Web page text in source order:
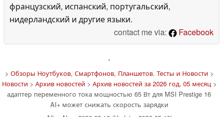
французский, испанский, португальский,
нидерландский и другие языки.
contact me via:
Facebook
'
> Обзоры Ноутбуков, Смартфонов, Планшетов. Тесты и Новости>
Новости> Архив новостей> Архив новостей за 2026 год, 05 месяц>
адаптер переменного тока мощностью 65 Вт для MSI Prestige 16
AI+ может снижать скорость зарядки